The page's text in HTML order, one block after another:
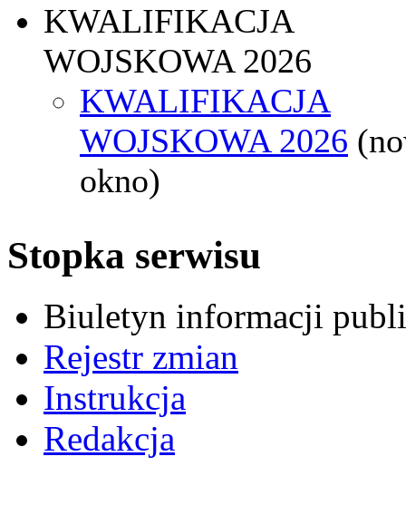
KWALIFIKACJA
WOJSKOWA 2026
KWALIFIKACJA
WOJSKOWA 2026
okno)
Stopka serwisu
Biuletyn informacji
Rejestr zmian
Instrukcja
Redakcja